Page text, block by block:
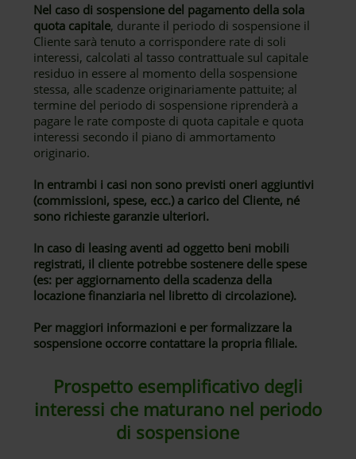
Nel caso di sospensione del pagamento della sola
quota capitale, durante il periodo di sospensione il
Cliente sarà tenuto a corrispondere rate di soli
interessi, calcolati al tasso contrattuale sul capitale
residuo in essere al momento della sospensione
stessa, alle scadenze originariamente pattuite; al
termine del periodo di sospensione riprenderà a
pagare le rate composte di quota capitale e quota
interessi secondo il piano di ammortamento
originario.
In entrambi i casi non sono previsti oneri aggiuntivi
(commissioni, spese, ecc.) a carico del Cliente, né
sono richieste garanzie ulteriori.
In caso di leasing aventi ad oggetto beni mobili
registrati, il cliente potrebbe sostenere delle spese
(es: per aggiornamento della scadenza della
locazione finanziaria nel libretto di circolazione).
Per maggiori informazioni e per formalizzare la
sospensione occorre contattare la propria filiale.
Prospetto esemplificativo degli
interessi che maturano nel periodo
di sospensione